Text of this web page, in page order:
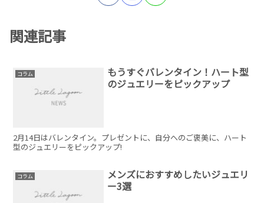
関連記事
コラム
もうすぐバレンタイン！ハート型
のジュエリーをピックアップ
2月14日はバレンタイン。プレゼントに、自分へのご褒美に、ハート
型のジュエリーをピックアップ!
コラム
メンズにおすすめしたいジュエリ
ー3選